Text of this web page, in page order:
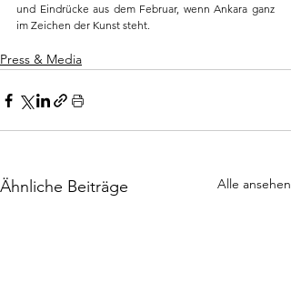
und Eindrücke aus dem Februar, wenn Ankara ganz
im Zeichen der Kunst steht.
Press & Media
Ähnliche Beiträge Alle ansehen